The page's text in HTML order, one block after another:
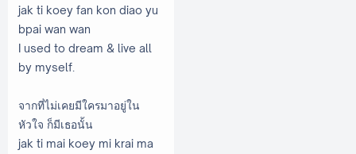
jak ti koey fan kon diao yu
bpai wan wan
I used to dream & live all
by myself.
จากที่ไม่เคยมีใครมาอยู่ใน
หัวใจ ก็มีเธอนั้น
jak ti mai koey mi krai ma